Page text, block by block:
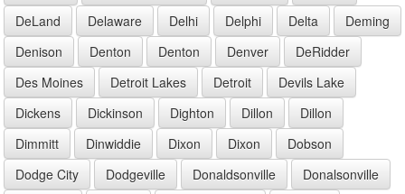
DeLand
Delaware Delhi Delphi Delta
Deming
Denison
Denton Denton Denver
DeRidder
Des Moines
Detroit Lakes Detroit
Devils Lake
Dickens
Dickinson Dighton Dillon
Dillon
Dimmitt
Dinwiddie Dixon Dixon
Dobson
Dodge City
Dodgeville Donaldsonville
Donalsonville